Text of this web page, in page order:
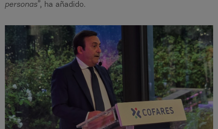
personas”, ha añadido.